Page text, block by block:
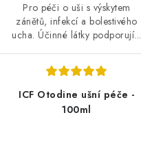
Pro péči o uši s výskytem
zánětů, infekcí a bolestivého
ucha. Účinné látky podporují...
ICF Otodine ušní péče -
100ml